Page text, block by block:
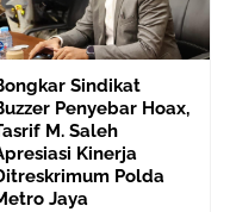
Sindikat
Penyebar Hoax,
M. Saleh
Kinerja
Polda
Jaya